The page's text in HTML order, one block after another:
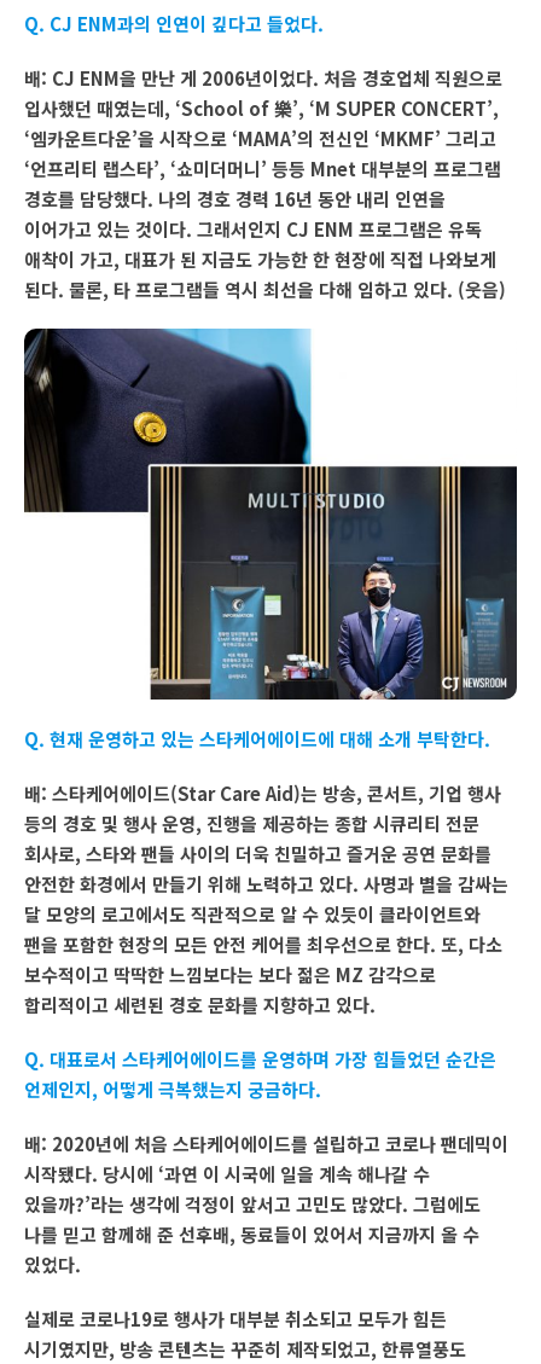
Q. CJ ENM과의 인연이 깊다고 들었다.
배: CJ ENM을 만난 게 2006년이었다. 처음 경호업체 직원으로
입사했던 때였는데, ‘School of 樂’, ‘M SUPER CONCERT’,
‘엠카운트다운’을 시작으로 ‘MAMA’의 전신인 ‘MKMF’ 그리고
‘언프리티 랩스타’, ‘쇼미더머니’ 등등 Mnet 대부분의 프로그램
경호를 담당했다. 나의 경호 경력 16년 동안 내리 인연을
이어가고 있는 것이다. 그래서인지 CJ ENM 프로그램은 유독
애착이 가고, 대표가 된 지금도 가능한 한 현장에 직접 나와보게
된다. 물론, 타 프로그램들 역시 최선을 다해 임하고 있다. (웃음)
Q. 현재 운영하고 있는 스타케어에이드에 대해 소개 부탁한다.
배: 스타케어에이드(Star Care Aid)는 방송, 콘서트, 기업 행사
등의 경호 및 행사 운영, 진행을 제공하는 종합 시큐리티 전문
회사로, 스타와 팬들 사이의 더욱 친밀하고 즐거운 공연 문화를
안전한 화경에서 만들기 위해 노력하고 있다. 사명과 별을 감싸는
달 모양의 로고에서도 직관적으로 알 수 있듯이 클라이언트와
팬을 포함한 현장의 모든 안전 케어를 최우선으로 한다. 또, 다소
보수적이고 딱딱한 느낌보다는 보다 젊은 MZ 감각으로
합리적이고 세련된 경호 문화를 지향하고 있다.
Q. 대표로서 스타케어에이드를 운영하며 가장 힘들었던 순간은
언제인지, 어떻게 극복했는지 궁금하다.
배: 2020년에 처음 스타케어에이드를 설립하고 코로나 팬데믹이
시작됐다. 당시에 ‘과연 이 시국에 일을 계속 해나갈 수
있을까?’라는 생각에 걱정이 앞서고 고민도 많았다. 그럼에도
나를 믿고 함께해 준 선후배, 동료들이 있어서 지금까지 올 수
있었다.
실제로 코로나19로 행사가 대부분 취소되고 모두가 힘든
시기였지만, 방송 콘텐츠는 꾸준히 제작되었고, 한류열풍도